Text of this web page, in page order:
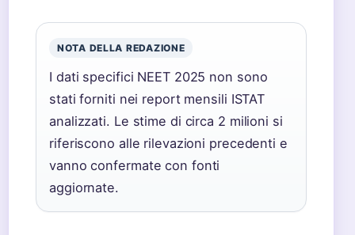
NOTA DELLA REDAZIONE
I dati specifici NEET 2025 non sono
stati forniti nei report mensili ISTAT
analizzati. Le stime di circa 2 milioni si
riferiscono alle rilevazioni precedenti e
vanno confermate con fonti
aggiornate.